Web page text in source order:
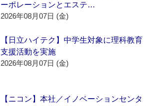
ーポレーションとエステ…
2026年08月07日 (金)
【日立ハイテク】中学生対象に理科教育
支援活動を実施
2026年08月07日 (金)
【ニコン】本社／イノベーションセンタ